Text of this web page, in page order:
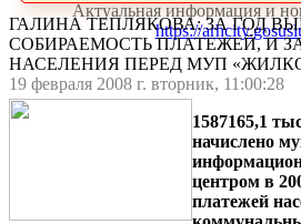
Актуальная информация и
https://
ГАЛИНА ТЕПЛЯКОВА: ЗА ГОД
СОБИРАЕМОСТЬ ПЛАТЕЖЕЙ, И
НАСЕЛЕНИЯ ПЕРЕД МУП
19 февраля 2008 г. вторник, 11:00:28
1587165,1
начислено
центром в
платежей